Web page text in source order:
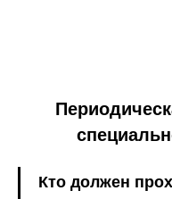
Кто должен